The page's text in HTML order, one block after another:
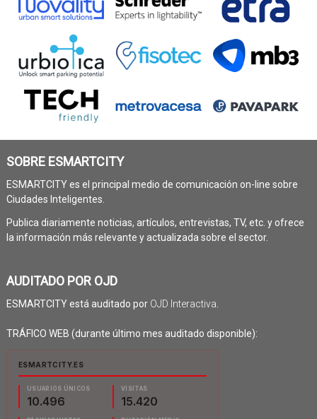
SOBRE ESMARTCITY
ESMARTCITY es el principal medio de comunicación on-line sobre
Ciudades Inteligentes.
Publica diariamente noticias, artículos, entrevistas, TV, etc. y ofrece
la información más relevante y actualizada sobre el sector.
AUDITADO POR OJD
ESMARTCITY está auditado por OJD Interactiva.
TRÁFICO WEB (durante último mes auditado disponible):